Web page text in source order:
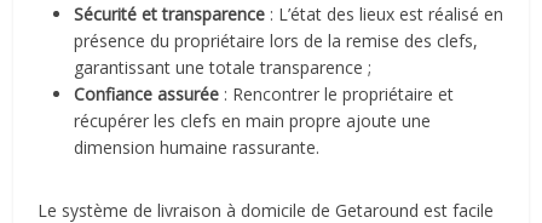
Sécurité et transparence : L’état des lieux est réalisé en
présence du propriétaire lors de la remise des clefs,
garantissant une totale transparence ;
Confiance assurée : Rencontrer le propriétaire et
récupérer les clefs en main propre ajoute une
dimension humaine rassurante.
Le système de livraison à domicile de Getaround est facile